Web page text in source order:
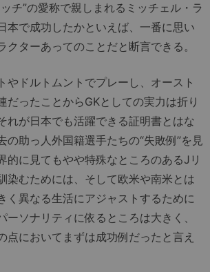
チ”の愛称で親しまれるミッチェル・ラ
本で成功したかといえば、一番に思い
クターあってのことだと断言できる。
ドルトムントでプレーし、オースト
だったことからGKとしての実力は折り
れが日本でも活躍できる証明書とはな
の助っ人外国籍選手たちの“失敗例”を見
的に見てもやや特殊なところのあるJリ
染むためには、そして欧米や南米とは
く異なる生活にアジャストするために
ーソナリティに依るところは大きく、
点においてまずは成功例だったと言え